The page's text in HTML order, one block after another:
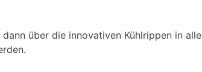
über die innovativen Kühlrippen in alle